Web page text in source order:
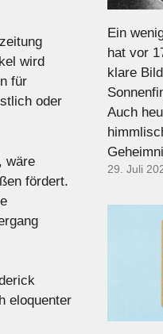
wird
für
oder
wäre
fördert.
eloquenter
Ein
hat vor
klare
Auch
29. Juli